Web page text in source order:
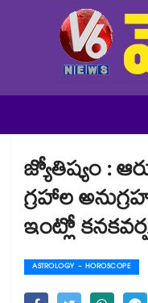
జ్యోతిష్యం :
గ్రహాల
ఇంట్లో
ASTROLOGY - HOROSCOPE